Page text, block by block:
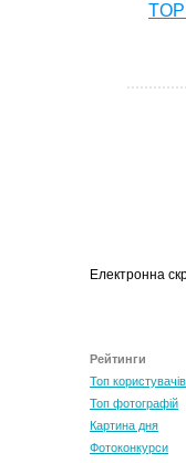
Електронна
Рейтинги
Топ користувачів
Топ фотографій
Картина дня
Фотоконкурси